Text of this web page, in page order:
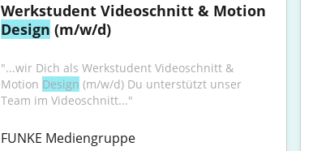
Design (m/w/d)
"...wir Dich als Werkstudent Videoschnitt &
Motion Design (m/w/d) Du unterstützt unser
Team im Videoschnitt..."
FUNKE Mediengruppe